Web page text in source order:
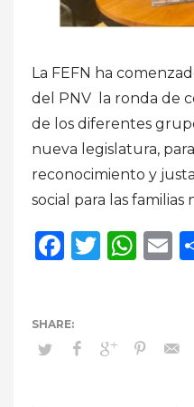
La FEFN ha
del PNV la ronda de
de los diferentes
nueva legislatura,
reconocimiento y
social para las familias